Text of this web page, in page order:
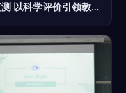
福建开展2023年省级义务教育质量监测 以科学评价引领教育教学质量提升